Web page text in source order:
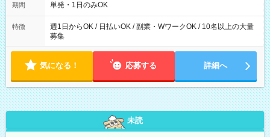
期間 単発・1日のみOK
特徴
週1日からOK / 日払いOK / 副業・WワークOK / 10名以上の大量
募集
気になる！ 応募する 詳細へ
未読